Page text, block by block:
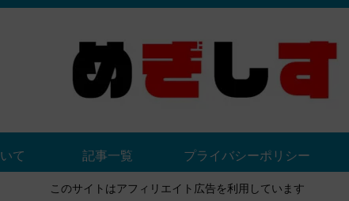
て 記事一覧 プライバシーポリシー
このサイトはアフィリエイト広告を利用しています